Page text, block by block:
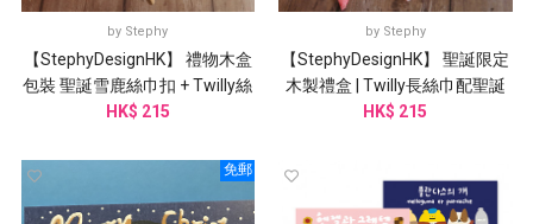
by Stephy
【StephyDesignHK】 禮物木盒
包裝 聖誕雪鹿絲巾扣 + Twilly絲
巾
HK$ 215
by Stephy
【StephyDesignHK】 聖誕限定
木製禮盒 | Twilly長絲巾配聖誕
樹絲巾扣
HK$ 215
免郵